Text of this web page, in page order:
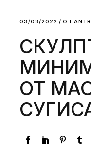
03/08/2022 ОТ
ОТ